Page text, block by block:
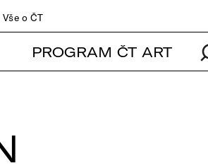
Vše o ČT
PROGRAM ČT ART